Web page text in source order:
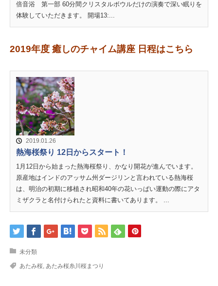
倍音浴 第一部 60分間クリスタルボウルだけの演奏で深い眠りを
体験していただきます。 開場13:...
2019年度 癒しのチャイム講座 日程はこちら
2019.01.26
熱海桜祭り 12日からスタート！
1月12日から始まった熱海桜祭り、かなり開花が進んでいます。
原産地はインドのアッサム州ダージリンと言われている熱海桜
は、明治の初期に移植され昭和40年の花いっぱい運動の際にアタ
ミザクラと名付けられたと資料に書いてあります。 ...
未分類
あたみ桜, あたみ桜糸川桜まつり